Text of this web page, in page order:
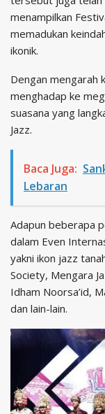
menampilkan
memadukan
ikonik.
Dengan mengarah
menghadap ke
suasana yang
Jazz.
Baca Juga:
Lebaran
Adapun beberapa
dalam Even
yakni ikon jazz
Society, Mengara
Idham Noorsa’id,
dan lain-lain.